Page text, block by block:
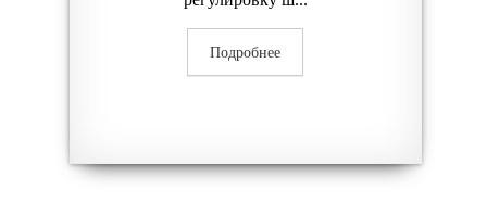
Подробнее